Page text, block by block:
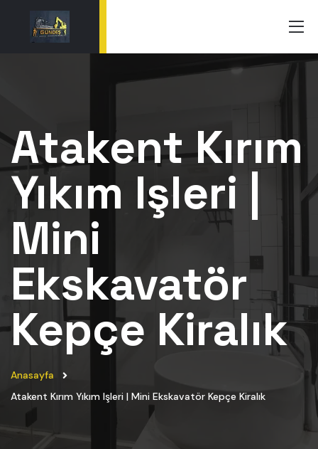
Atakent Kırım
Yıkım Işleri |
Mini
Ekskavatör
Kepçe Kiralık
Anasayfa
Atakent Kırım Yıkım Işleri | Mini Ekskavatör Kepçe Kiralık